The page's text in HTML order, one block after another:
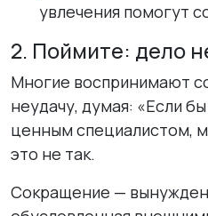
увлечения помогут
2. Поймите: дело
Многие воспринимают
неудачу, думая: «Если
ценным специалистом,
это не так.
Сокращение —